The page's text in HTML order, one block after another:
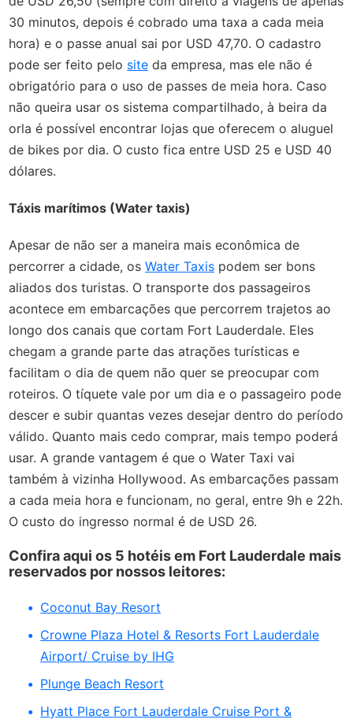
30 minutos, depois é cobrado uma taxa a cada meia
hora) e o passe anual sai por USD 47,70. O cadastro
pode ser feito pelo site da empresa, mas ele não é
obrigatório para o uso de passes de meia hora. Caso
não queira usar os sistema compartilhado, à beira da
orla é possível encontrar lojas que oferecem o aluguel
de bikes por dia. O custo fica entre USD 25 e USD 40
dólares.
Táxis marítimos (Water taxis)
Apesar de não ser a maneira mais econômica de
percorrer a cidade, osWater Taxis podem ser bons
aliados dos turistas. O transporte dos passageiros
acontece em embarcações que percorrem trajetos ao
longo dos canais que cortam Fort Lauderdale. Eles
chegam a grande parte das atrações turísticas e
facilitam o dia de quem não quer se preocupar com
roteiros. O tíquete vale por um dia e o passageiro pode
descer e subir quantas vezes desejar dentro do período
válido. Quanto mais cedo comprar, mais tempo poderá
usar. A grande vantagem é que o Water Taxi vai
também à vizinha Hollywood. As embarcações passam
a cada meia hora e funcionam, no geral, entre 9h e 22h.
O custo do ingresso normal é de USD 26.
Confira aqui os 5 hotéis em Fort Lauderdale mais
reservados por nossos leitores:
Coconut Bay Resort
Crowne Plaza Hotel & Resorts Fort Lauderdale
Airport/ Cruise by IHG
Plunge Beach Resort
Hyatt Place Fort Lauderdale Cruise Port &